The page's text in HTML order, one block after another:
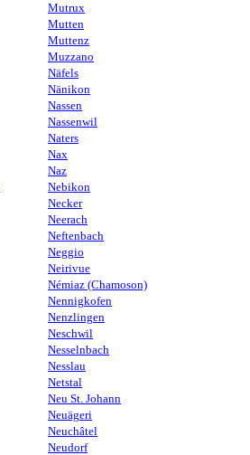
Mutrux
Mutten
Muttenz
Muzzano
Näfels
Nänikon
Nassen
Nassenwil
Naters
Nax
Naz
Nebikon
Necker
Neerach
Neftenbach
Neggio
Neirivue
Némiaz (Chamoson)
Nennigkofen
Nenzlingen
Neschwil
Nesselnbach
Nesslau
Netstal
Neu St. Johann
Neuägeri
Neuchâtel
Neudorf